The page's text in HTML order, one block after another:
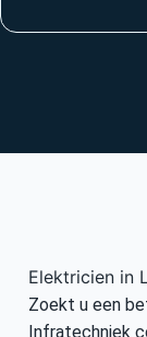
Elektricien in
Zoekt u een
Infratechniek